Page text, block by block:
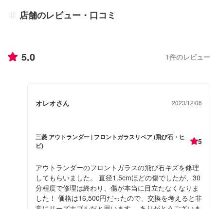
店舗のレビュー・口コミ
5.0 1件のレビュー
オレオさん 2023/12/06
三菱 アウトランダー | フロントガラスリペア (飛び石・ヒ
ビ)
5
アウトランダーのフロントガラスの飛び石キズを修理
してもらいました。 直径1.5cmほどの傷でしたが、30
分程度で修理は終わり、傷が本当に目立たなくなりま
した！ 価格は16,500円だったので、交換を考えると非